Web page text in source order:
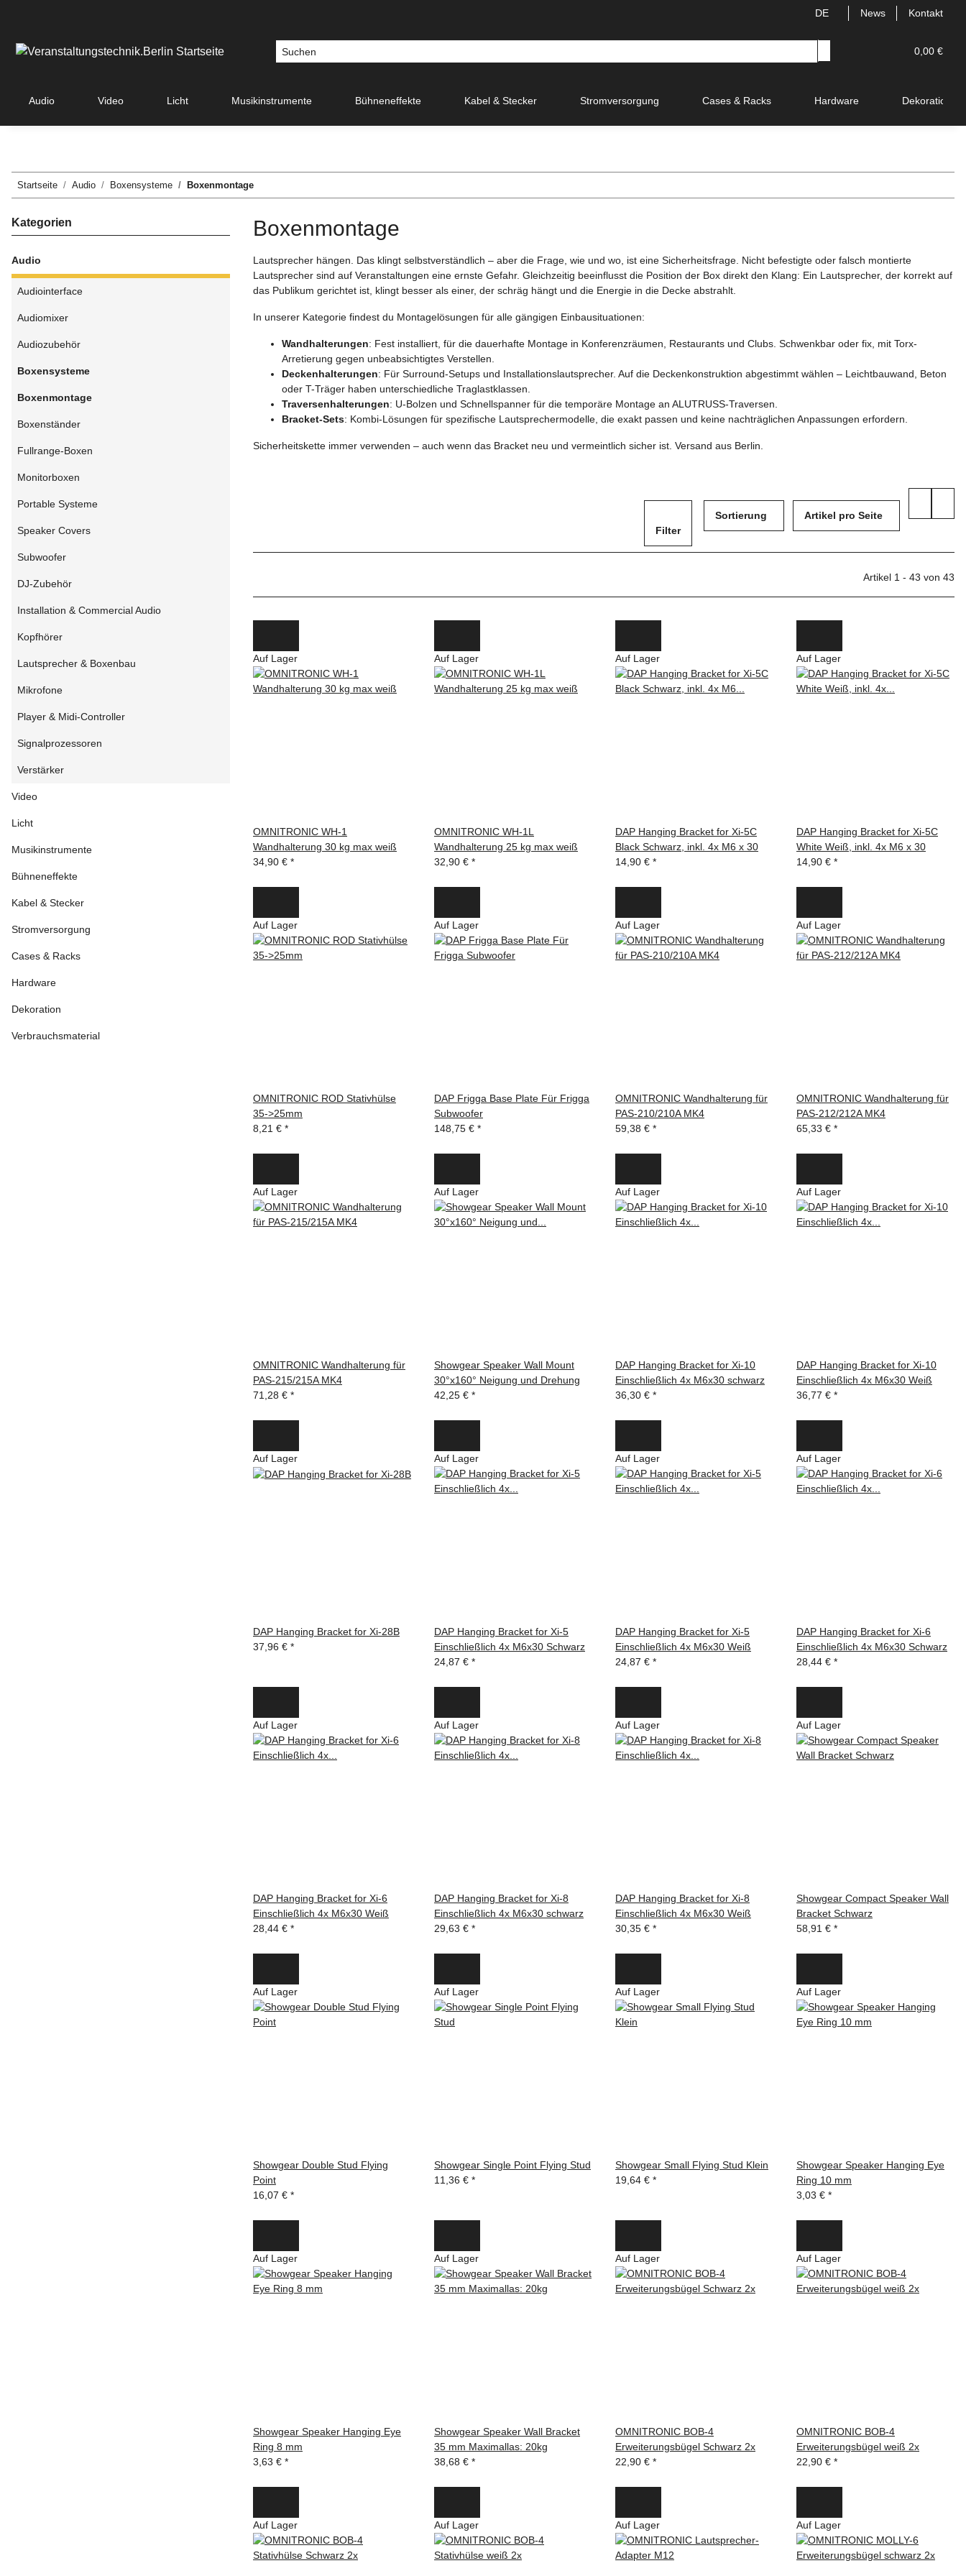
DE News Kontakt
0,00 €
Audio Video Licht Musikinstrumente Bühneneffekte Kabel & Stecker Stromversorgung Cases & Racks Hardware Dekoration
Startseite Audio Boxensysteme Boxenmontage
Boxenmontage
Lautsprecher hängen. Das klingt selbstverständlich – aber die Frage, wie und wo, ist eine Sicherheitsfrage. Nicht befestigte oder falsch montierte
Lautsprecher sind auf Veranstaltungen eine ernste Gefahr. Gleichzeitig beeinflusst die Position der Box direkt den Klang: Ein Lautsprecher, der korrekt auf
das Publikum gerichtet ist, klingt besser als einer, der schräg hängt und die Energie in die Decke abstrahlt.
In unserer Kategorie findest du Montagelösungen für alle gängigen Einbausituationen:
Wandhalterungen: Fest installiert, für die dauerhafte Montage in Konferenzräumen, Restaurants und Clubs. Schwenkbar oder fix, mit Torx-
Arretierung gegen unbeabsichtigtes Verstellen.
Deckenhalterungen: Für Surround-Setups und Installationslautsprecher. Auf die Deckenkonstruktion abgestimmt wählen – Leichtbauwand, Beton
oder T-Träger haben unterschiedliche Traglastklassen.
Traversenhalterungen: U-Bolzen und Schnellspanner für die temporäre Montage an ALUTRUSS-Traversen.
Bracket-Sets: Kombi-Lösungen für spezifische Lautsprechermodelle, die exakt passen und keine nachträglichen Anpassungen erfordern.
Sicherheitskette immer verwenden – auch wenn das Bracket neu und vermeintlich sicher ist. Versand aus Berlin.
Filter
Sortierung Artikel pro Seite
Artikel 1 - 43 von 43
Auf Lager
OMNITRONIC WH-1
Wandhalterung 30 kg max weiß
34,90 € *
Auf Lager
OMNITRONIC WH-1L
Wandhalterung 25 kg max weiß
32,90 € *
Auf Lager
DAP Hanging Bracket for Xi-5C
Black Schwarz, inkl. 4x M6 x 30
14,90 € *
Auf Lager
DAP Hanging Bracket for Xi-5C
White Weiß, inkl. 4x M6 x 30
14,90 € *
Auf Lager
OMNITRONIC ROD Stativhülse
35->25mm
8,21 € *
Auf Lager
DAP Frigga Base Plate Für Frigga
Subwoofer
148,75 € *
Auf Lager
OMNITRONIC Wandhalterung für
PAS-210/210A MK4
59,38 € *
Auf Lager
OMNITRONIC Wandhalterung für
PAS-212/212A MK4
65,33 € *
Auf Lager
OMNITRONIC Wandhalterung für
PAS-215/215A MK4
71,28 € *
Auf Lager
Showgear Speaker Wall Mount
30°x160° Neigung und Drehung
42,25 € *
Auf Lager
DAP Hanging Bracket for Xi-10
Einschließlich 4x M6x30 schwarz
36,30 € *
Auf Lager
DAP Hanging Bracket for Xi-10
Einschließlich 4x M6x30 Weiß
36,77 € *
Auf Lager
DAP Hanging Bracket for Xi-28B
37,96 € *
Auf Lager
DAP Hanging Bracket for Xi-5
Einschließlich 4x M6x30 Schwarz
24,87 € *
Auf Lager
DAP Hanging Bracket for Xi-5
Einschließlich 4x M6x30 Weiß
24,87 € *
Auf Lager
DAP Hanging Bracket for Xi-6
Einschließlich 4x M6x30 Schwarz
28,44 € *
Auf Lager
DAP Hanging Bracket for Xi-6
Einschließlich 4x M6x30 Weiß
28,44 € *
Auf Lager
DAP Hanging Bracket for Xi-8
Einschließlich 4x M6x30 schwarz
29,63 € *
Auf Lager
DAP Hanging Bracket for Xi-8
Einschließlich 4x M6x30 Weiß
30,35 € *
Auf Lager
Showgear Compact Speaker Wall
Bracket Schwarz
58,91 € *
Auf Lager
Showgear Double Stud Flying
Point
16,07 € *
Auf Lager
Showgear Single Point Flying Stud
11,36 € *
Auf Lager
Showgear Small Flying Stud Klein
19,64 € *
Auf Lager
Showgear Speaker Hanging Eye
Ring 10 mm
3,03 € *
Auf Lager
Showgear Speaker Hanging Eye
Ring 8 mm
3,63 € *
Auf Lager
Showgear Speaker Wall Bracket
35 mm Maximallas: 20kg
38,68 € *
Auf Lager
OMNITRONIC BOB-4
Erweiterungsbügel Schwarz 2x
22,90 € *
Auf Lager
OMNITRONIC BOB-4
Erweiterungsbügel weiß 2x
22,90 € *
Auf Lager Auf Lager Auf Lager Auf Lager
Kategorien
Audio
Audiointerface
Audiomixer
Audiozubehör
Boxensysteme
Boxenmontage
Boxenständer
Fullrange-Boxen
Monitorboxen
Portable Systeme
Speaker Covers
Subwoofer
DJ-Zubehör
Installation & Commercial Audio
Kopfhörer
Lautsprecher & Boxenbau
Mikrofone
Player & Midi-Controller
Signalprozessoren
Verstärker
Video
Licht
Musikinstrumente
Bühneneffekte
Kabel & Stecker
Stromversorgung
Cases & Racks
Hardware
Dekoration
Verbrauchsmaterial